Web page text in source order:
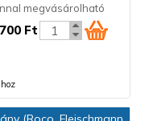
megvásárolható
Ft